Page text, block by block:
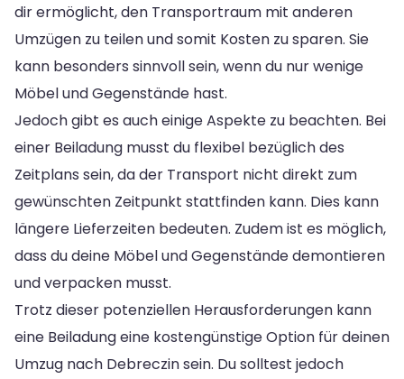
dir ermöglicht, den Transportraum mit anderen
Umzügen zu teilen und somit Kosten zu sparen. Sie
kann besonders sinnvoll sein, wenn du nur wenige
Möbel und Gegenstände hast.
Jedoch gibt es auch einige Aspekte zu beachten. Bei
einer Beiladung musst du flexibel bezüglich des
Zeitplans sein, da der Transport nicht direkt zum
gewünschten Zeitpunkt stattfinden kann. Dies kann
längere Lieferzeiten bedeuten. Zudem ist es möglich,
dass du deine Möbel und Gegenstände demontieren
und verpacken musst.
Trotz dieser potenziellen Herausforderungen kann
eine Beiladung eine kostengünstige Option für deinen
Umzug nach Debreczin sein. Du solltest jedoch